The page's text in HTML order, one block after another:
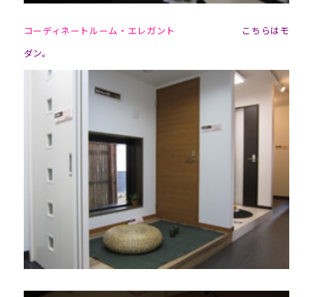
コーディネートルーム・エレガント こちらはモ
ダン。